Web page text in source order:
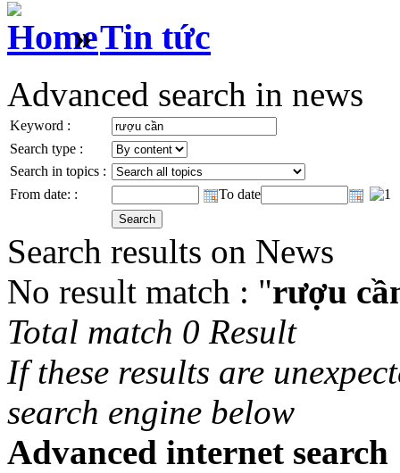
» Tin tức
Advanced search in news
Keyword :
Search type :
Search in topics :
From date: :
To date
Search results on News
No result match : "rượu
Total match 0 Result
If these results are
search engine below
Advanced internet search